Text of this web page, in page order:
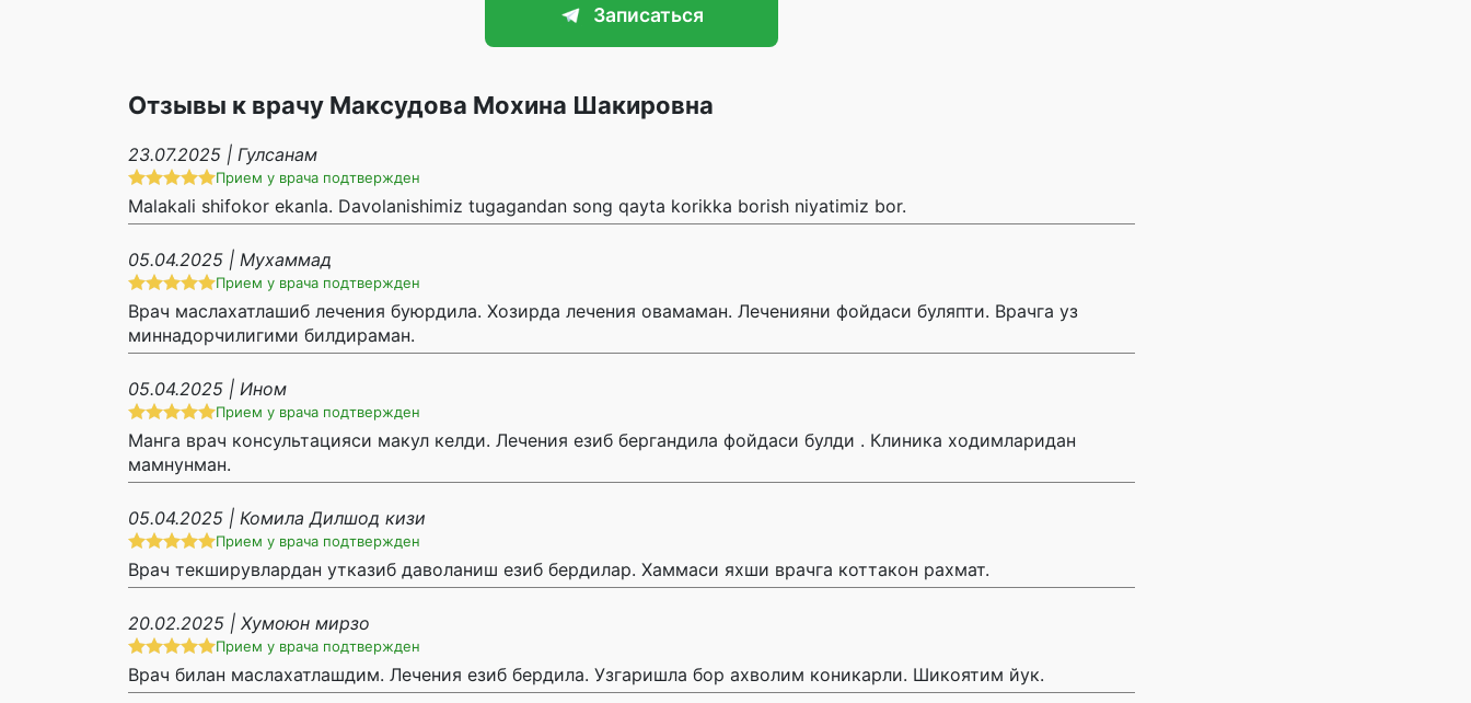
Записаться
Отзывы к врачу Максудова Мохина Шакировна
23.07.2025 | Гулсанам
Прием у врача подтвержден
Malakali shifokor ekanla. Davolanishimiz tugagandan song qayta korikka borish niyatimiz bor.
05.04.2025 | Мухаммад
Прием у врача подтвержден
Врач маслахатлашиб лечения буюрдила. Хозирда лечения овамаман. Леченияни фойдаси буляпти. Врачга уз
миннадорчилигими билдираман.
05.04.2025 | Ином
Прием у врача подтвержден
Манга врач консультацияси макул келди. Лечения езиб бергандила фойдаси булди . Клиника ходимларидан
мамнунман.
05.04.2025 | Комила Дилшод кизи
Прием у врача подтвержден
Врач текширувлардан утказиб даволаниш езиб бердилар. Хаммаси яхши врачга коттакон рахмат.
20.02.2025 | Хумоюн мирзо
Прием у врача подтвержден
Врач билан маслахатлашдим. Лечения езиб бердила. Узгаришла бор ахволим коникарли. Шикоятим йук.